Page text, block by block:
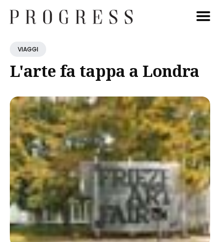
Cerca
VIAGGI
L'arte fa tappa a Londra